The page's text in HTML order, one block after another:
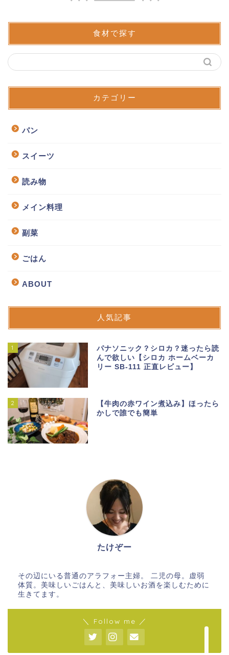
食材で探す
カテゴリー
パン
スイーツ
読み物
メイン料理
副菜
ごはん
ABOUT
人気記事
1
パナソニック？シロカ？迷ったら読
んで欲しい【シロカ ホームベーカ
リー SB-111 正直レビュー】
2
【牛肉の赤ワイン煮込み】ほったら
かしで誰でも簡単
たけぞー
その辺にいる普通のアラフォー主婦。 二児の母。虚弱
体質。美味しいごはんと、美味しいお酒を楽しむために
生きてます。
＼ Follow me ／